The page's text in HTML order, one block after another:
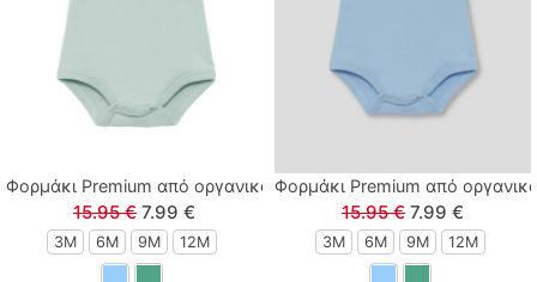
Φορμάκι Premium από οργανικό βαμβάκι σε κουτί δώρου μέντα
15.95 € 7.99 €
3M 6M 9M 12M
Φορμάκι Premium από
15.95 € 7.99 €
3M 6M 9M 12M